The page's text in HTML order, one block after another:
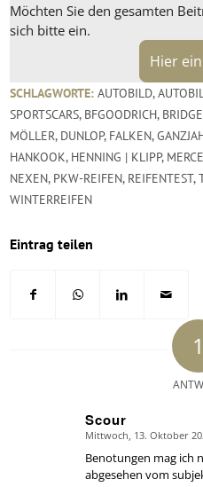
Möchten Sie den gesamten
sich bitte ein.
Hier
SCHLAGWORTE: AUTOBILD,
SPORTSCARS, BFGOODRICH,
MÖLLER, DUNLOP, FALKEN,
HANKOOK, HENNING | KLIPP,
NEXEN, PKW-REIFEN, REIFENTEST,
WINTERREIFEN
Eintrag teilen
1
Scour
says:
Mittwoch, 13. Oktober
Benotungen mag ich
abgesehen vom